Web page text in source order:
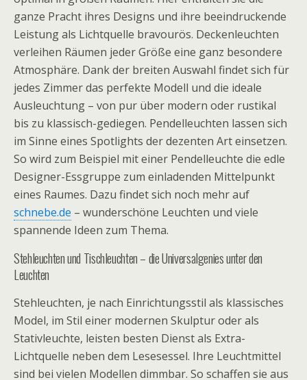
ganze Pracht ihres Designs und ihre beeindruckende
Leistung als Lichtquelle bravourös. Deckenleuchten
verleihen Räumen jeder Größe eine ganz besondere
Atmosphäre. Dank der breiten Auswahl findet sich für
jedes Zimmer das perfekte Modell und die ideale
Ausleuchtung – von pur über modern oder rustikal
bis zu klassisch-gediegen. Pendelleuchten lassen sich
im Sinne eines Spotlights der dezenten Art einsetzen.
So wird zum Beispiel mit einer Pendelleuchte die edle
Designer-Essgruppe zum einladenden Mittelpunkt
eines Raumes. Dazu findet sich noch mehr auf
schnebe.de – wunderschöne Leuchten und viele
spannende Ideen zum Thema.
Stehleuchten und Tischleuchten – die Universalgenies unter den
Leuchten
Stehleuchten, je nach Einrichtungsstil als klassisches
Model, im Stil einer modernen Skulptur oder als
Stativleuchte, leisten besten Dienst als Extra-
Lichtquelle neben dem Lesesessel. Ihre Leuchtmittel
sind bei vielen Modellen dimmbar. So schaffen sie aus